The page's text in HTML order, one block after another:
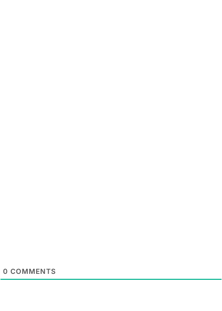
0 COMMENTS